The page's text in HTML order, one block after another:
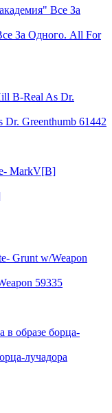
За Одного. All For
Greenthumb 61442
59335
лучадора